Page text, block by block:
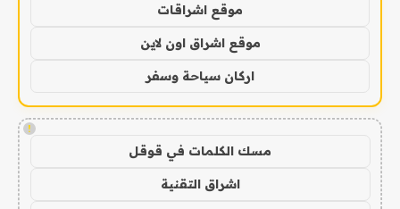
موقع اشراقات
موقع اشراق اون لاين
اركان سياحة وسفر
!
مسك الكلمات في قوقل
اشراق التقنية